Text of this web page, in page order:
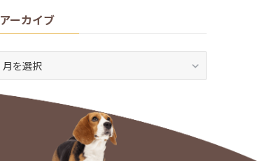
アーカイブ